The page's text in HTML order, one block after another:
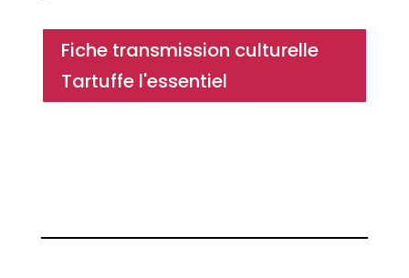
Fiche transmission culturelle
Tartuffe l'essentiel